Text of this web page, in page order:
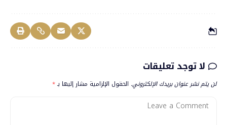
لا توجد تعليقات
لن يتم نشر عنوان بريدك الإلكتروني. الحقول الإلزامية مشار إليها بـ*